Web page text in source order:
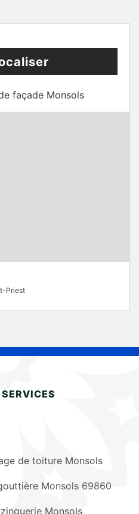
façade Monsols
Priest
de toiture Monsols
Monsols 69860
Monsols